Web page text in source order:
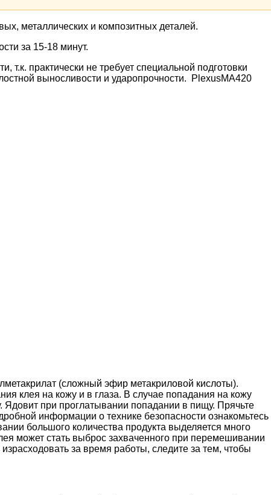
металлических и композитных деталей.
за 15-18 минут.
практически не требует специальной подготовки
выносливости и ударопрочности. PlexusMA420
(сложный эфир метакриловой кислоты).
клея на кожу и в глаза. В случае попадания на кожу
при проглатывании попадании в пищу. Прячьте
информации о технике безопасности ознакомьтесь
большого количества продукта выделяется много
может стать выброс захваченного при перемешивании
за время работы, следите за тем, чтобы